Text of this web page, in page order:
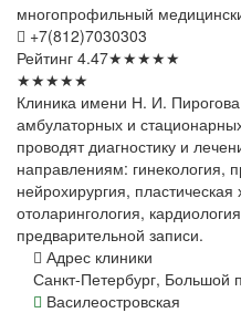
многопрофильный
+7(812)7030303
Рейтинг 4.47★★★★★
★★★★★
Клиника имени Н. И.
амбулаторных и
проводят диагностику и
направлениям: гинекология,
нейрохирургия, пластическая
отоларингология,
предварительной записи.
Адрес клиники
Санкт-Петербург, Большой
Василеостровская